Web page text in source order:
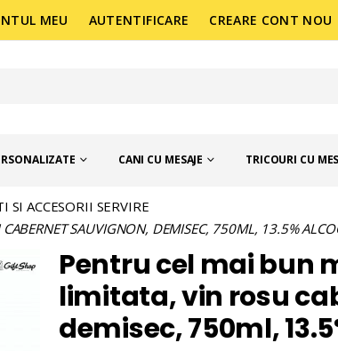
MEU AUTENTIFICARE CREARE CONT NOU
CANI CU MESAJE TRICOURI CU
SI ACCESORII SERVIRE
SAUVIGNON, DEMISEC, 750ML, 13.5%
Pentru cel mai bun
limitata, vin rosu
demisec, 750ml,